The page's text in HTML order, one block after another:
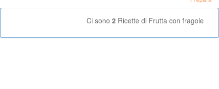
Ci sono 2 Ricette di Frutta con fragole